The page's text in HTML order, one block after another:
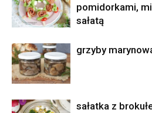
pomidorkami,
sałatą
grzyby
sałatka z